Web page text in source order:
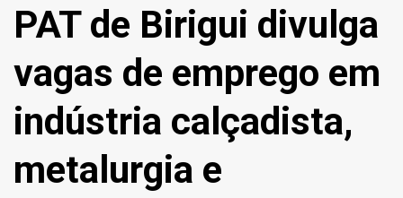
PAT de Birigui divulga
vagas de emprego em
indústria calçadista,
metalurgia e